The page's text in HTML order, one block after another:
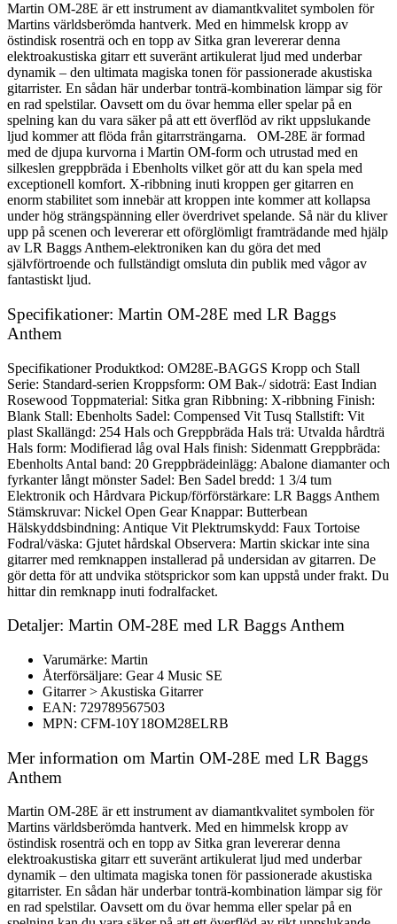
Martin OM-28E är ett instrument av diamantkvalitet symbolen för
Martins världsberömda hantverk. Med en himmelsk kropp av
östindisk rosenträ och en topp av Sitka gran levererar denna
elektroakustiska gitarr ett suveränt artikulerat ljud med underbar
dynamik – den ultimata magiska tonen för passionerade akustiska
gitarrister. En sådan här underbar tonträ-kombination lämpar sig för
en rad spelstilar. Oavsett om du övar hemma eller spelar på en
spelning kan du vara säker på att ett överflöd av rikt uppslukande
ljud kommer att flöda från gitarrsträngarna. OM-28E är formad
med de djupa kurvorna i Martin OM-form och utrustad med en
silkeslen greppbräda i Ebenholts vilket gör att du kan spela med
exceptionell komfort. X-ribbning inuti kroppen ger gitarren en
enorm stabilitet som innebär att kroppen inte kommer att kollapsa
under hög strängspänning eller överdrivet spelande. Så när du kliver
upp på scenen och levererar ett oförglömligt framträdande med hjälp
av LR Baggs Anthem-elektroniken kan du göra det med
självförtroende och fullständigt omsluta din publik med vågor av
fantastiskt ljud.
Specifikationer: Martin OM-28E med LR Baggs
Anthem
Specifikationer Produktkod: OM28E-BAGGS Kropp och Stall
Serie: Standard-serien Kroppsform: OM Bak-/ sidoträ: East Indian
Rosewood Toppmaterial: Sitka gran Ribbning: X-ribbning Finish:
Blank Stall: Ebenholts Sadel: Compensed Vit Tusq Stallstift: Vit
plast Skallängd: 254 Hals och Greppbräda Hals trä: Utvalda hårdträ
Hals form: Modifierad låg oval Hals finish: Sidenmatt Greppbräda:
Ebenholts Antal band: 20 Greppbrädeinlägg: Abalone diamanter och
fyrkanter långt mönster Sadel: Ben Sadel bredd: 1 3/4 tum
Elektronik och Hårdvara Pickup/förförstärkare: LR Baggs Anthem
Stämskruvar: Nickel Open Gear Knappar: Butterbean
Hälskyddsbindning: Antique Vit Plektrumskydd: Faux Tortoise
Fodral/väska: Gjutet hårdskal Observera: Martin skickar inte sina
gitarrer med remknappen installerad på undersidan av gitarren. De
gör detta för att undvika stötsprickor som kan uppstå under frakt. Du
hittar din remknapp inuti fodralfacket.
Detaljer: Martin OM-28E med LR Baggs Anthem
Varumärke: Martin
Återförsäljare: Gear 4 Music SE
Gitarrer > Akustiska Gitarrer
EAN: 729789567503
MPN: CFM-10Y18OM28ELRB
Mer information om Martin OM-28E med LR Baggs
Anthem
Martin OM-28E är ett instrument av diamantkvalitet symbolen för
Martins världsberömda hantverk. Med en himmelsk kropp av
östindisk rosenträ och en topp av Sitka gran levererar denna
elektroakustiska gitarr ett suveränt artikulerat ljud med underbar
dynamik – den ultimata magiska tonen för passionerade akustiska
gitarrister. En sådan här underbar tonträ-kombination lämpar sig för
en rad spelstilar. Oavsett om du övar hemma eller spelar på en